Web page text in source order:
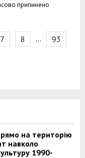
припинено
7 8 …
93
на територію
навколо
1990-